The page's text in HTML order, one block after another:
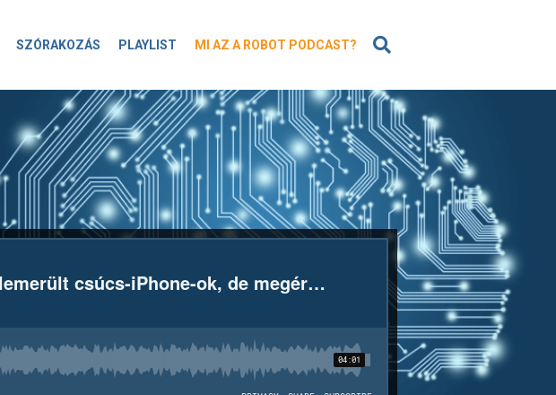
SZÓRAKOZÁS PLAYLIST MI AZ A ROBOT PODCAST?